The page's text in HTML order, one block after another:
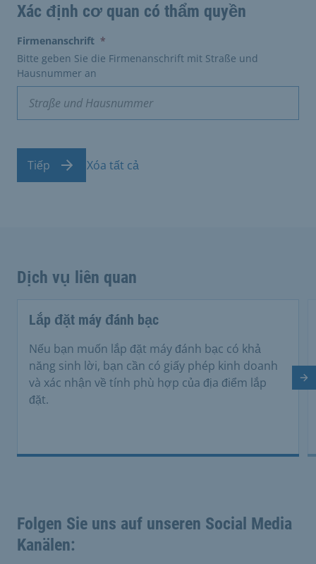
Xác định cơ quan có thẩm quyền
Firmenanschrift *
Bitte geben Sie die Firmenanschrift mit Straße und
Hausnummer an
Tiếp Xóa tất cả
Dịch vụ liên quan
Lắp đặt máy đánh bạc
Nếu bạn muốn lắp đặt máy đánh bạc có khả
năng sinh lời, bạn cần có giấy phép kinh doanh
và xác nhận về tính phù hợp của địa điểm lắp
đặt.
Folgen Sie uns auf unseren Social Media
Kanälen: